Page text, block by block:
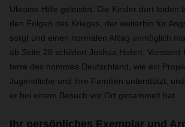
Ukraine Hilfe geleistet. Die Kinder dort leiden
den Folgen des Krieges, der weiterhin für
sorgt und einen normalen Alltag unmöglich
ab Seite 28 schildert Joshua Hofert, Vorstand
terre des hommes Deutschland, wie ein
Jugendliche und ihre Familien unterstützt,
er bei einem Besuch vor Ort gesammelt hat.
Ihr persönliches Exemplar und